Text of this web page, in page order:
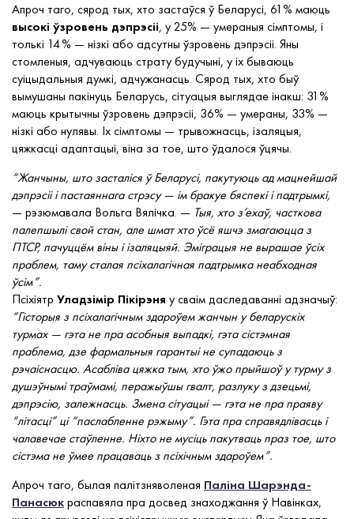
Апроч таго, сярод тых, хто застаўся ў Беларусі, 61% маюць
высокі ўзровень дэпрэсіі, у 25% — умераныя сімптомы, і
толькі 14 % — нізкі або адсутны ўзровень дэпрэсіі. Яны
стомленыя, адчуваюць страту будучыні, у іх бываюць
суіцыдальныя думкі, адчужанасць. Сярод тых, хто быў
вымушаны пакінуць Беларусь, сітуацыя выглядае інакш: 31%
маюць крытычны ўзровень дэпрэсіі, 36% — умераны, 33% —
нізкі або нулявы. Іх сімптомы — трывожнасць, ізаляцыя,
цяжкасці адаптацыі, віна за тое, што ўдалося ўцячы.
“Жанчыны, што засталіся ў Беларусі, пакутуюць ад мацнейшай
дэпрэсіі і пастаяннага стрэсу — ім бракуе бяспекі і падтрымкі,
— рэзюмавала Вольга Вялічка. — Тыя, хто з’ехаў, часткова
палепшылі свой стан, але шмат хто ўсё яшчэ змагаюцца з
ПТСР, пачуццём віны і ізаляцыяй. Эміграцыя не вырашае ўсіх
праблем, таму сталая псіхалагічная падтрымка неабходная
ўсім”.
Псіхіятр Уладзімір Пікірэня у сваім даследаванні адзначыў:
“Гісторыя з псіхалагічным здароўем жанчын у беларускіх
турмах — гэта не пра асобныя выпадкі, гэта сістэмная
праблема, дзе фармальныя гарантыі не супадаюць з
рэчаіснасцю. Асабліва цяжка тым, хто ўжо прыйшоў у турму з
душэўнымі траўмамі, перажыўшы гвалт, разлуку з дзецьмі,
дэпрэсію, залежнасць. Змена сітуацыі — гэта не пра праяву
“літасці” ці “паслабленне рэжыму”. Гэта пра справядлівасць і
чалавечае стаўленне. Ніхто не мусіць пакутваць праз тое, што
сістэма не ўмее працаваць з псіхічным здароўем”.
Апроч таго, былая палітзняволеная Паліна Шарэнда-
Панасюкраспавяла пра досвед знаходжання ў Навінках,